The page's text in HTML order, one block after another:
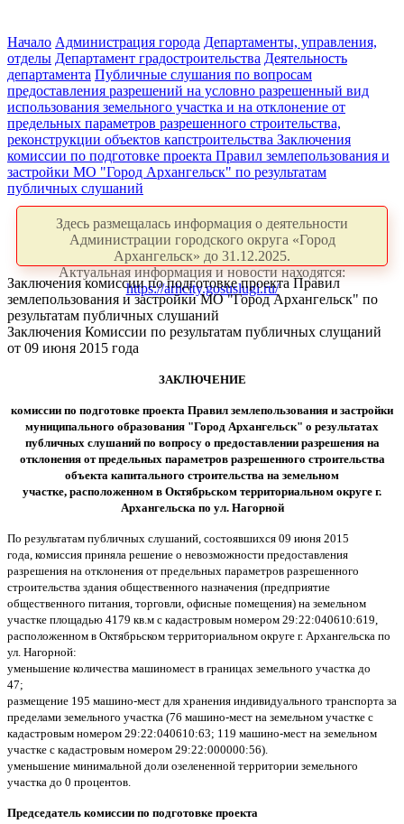
Начало Администрация города Департаменты, управления,
отделы Департамент градостроительства Деятельность
департамента Публичные слушания по вопросам
предоставления разрешений на условно разрешенный вид
использования земельного участка и на отклонение от
предельных параметров разрешенного строительства,
реконструкции объектов капстроительства Заключения
комиссии по подготовке проекта Правил землепользования и
застройки МО "Город Архангельск" по результатам
публичных слушаний
Здесь размещалась информация о деятельности
Администрации городского округа «Город
Архангельск» до 31.12.2025.
Актуальная информация и новости находятся:
https://arhcity.gosuslugi.ru/
Заключения комиссии по подготовке проекта Правил
землепользования и застройки МО "Город Архангельск" по
результатам публичных слушаний
Заключения Комиссии по результатам публичных слущаний
от 09 июня 2015 года
ЗАКЛЮЧЕНИЕ
комиссии по подготовке проекта Правил землепользования и застройки
муниципального образования "Город Архангельск" о результатах
публичных слушаний по вопросу о предоставлении разрешения на
отклонения от предельных параметров разрешенного строительства
объекта капитального строительства на земельном
участке, расположенном в Октябрьском территориальном округе г.
Архангельска по ул. Нагорной
По результатам публичных слушаний, состоявшихся 09 июня 2015
года, комиссия приняла решение о невозможности предоставления
разрешения на отклонения от предельных параметров разрешенного
строительства здания общественного назначения (предприятие
общественного питания, торговли, офисные помещения) на земельном
участке площадью 4179 кв.м с кадастровым номером 29:22:040610:619,
расположенном в Октябрьском территориальном округе г. Архангельска по
ул. Нагорной:
уменьшение количества машиномест в границах земельного участка до
47;
размещение 195 машино-мест для хранения индивидуального транспорта за
пределами земельного участка (76 машино-мест на земельном участке с
кадастровым номером 29:22:040610:63; 119 машино-мест на земельном
участке с кадастровым номером 29:22:000000:56).
уменьшение минимальной доли озелененной территории земельного
участка до 0 процентов.
Председатель комиссии по подготовке проекта